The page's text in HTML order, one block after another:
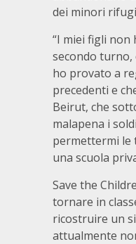
dei minori
“I miei figli non
secondo turno,
ho provato a
precedenti e
Beirut, che
malapena i
permettermi le
una scuola
Save the
tornare in
ricostruire un
attualmente